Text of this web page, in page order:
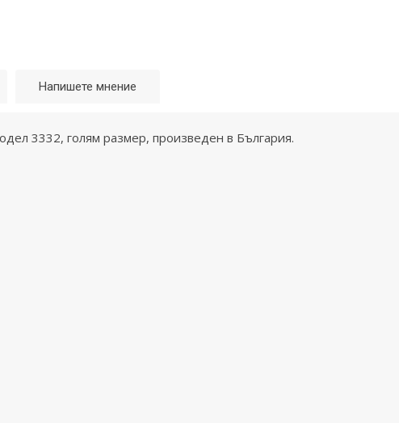
Напишете мнение
3332, голям размер, произведен в България.